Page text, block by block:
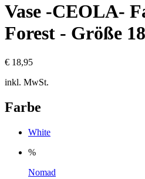
Vase -CEOLA-
Forest - Größe
€ 18,95
inkl. MwSt.
Farbe
White
%
Nomad